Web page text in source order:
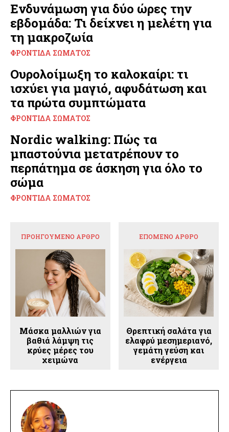
Ενδυνάμωση για δύο ώρες την
εβδομάδα: Τι δείχνει η μελέτη για
τη μακροζωία
ΦΡΟΝΤΊΔΑ ΣΏΜΑΤΟΣ
Ουρολοίμωξη το καλοκαίρι: τι
ισχύει για μαγιό, αφυδάτωση και
τα πρώτα συμπτώματα
ΦΡΟΝΤΊΔΑ ΣΏΜΑΤΟΣ
Nordic walking: Πώς τα
μπαστούνια μετατρέπουν το
περπάτημα σε άσκηση για όλο το
σώμα
ΦΡΟΝΤΊΔΑ ΣΏΜΑΤΟΣ
ΠΡΟΗΓΟΎΜΕΝΟ ΆΡΘΡΟ
Μάσκα μαλλιών για
βαθιά λάμψη τις
κρύες μέρες του
χειμώνα
ΕΠΌΜΕΝΟ ΆΡΘΡΟ
Θρεπτική σαλάτα για
ελαφρύ μεσημεριανό,
γεμάτη γεύση και
ενέργεια